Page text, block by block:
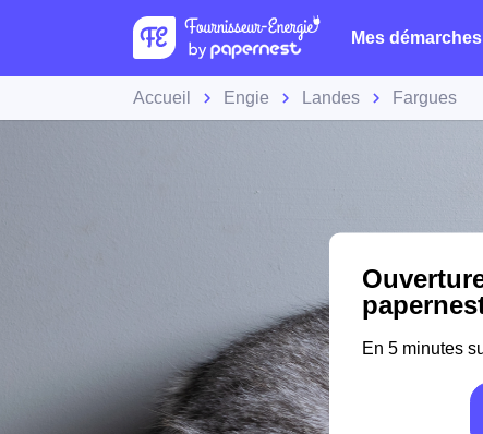
Mes démarches
Accueil Engie Landes Fargues